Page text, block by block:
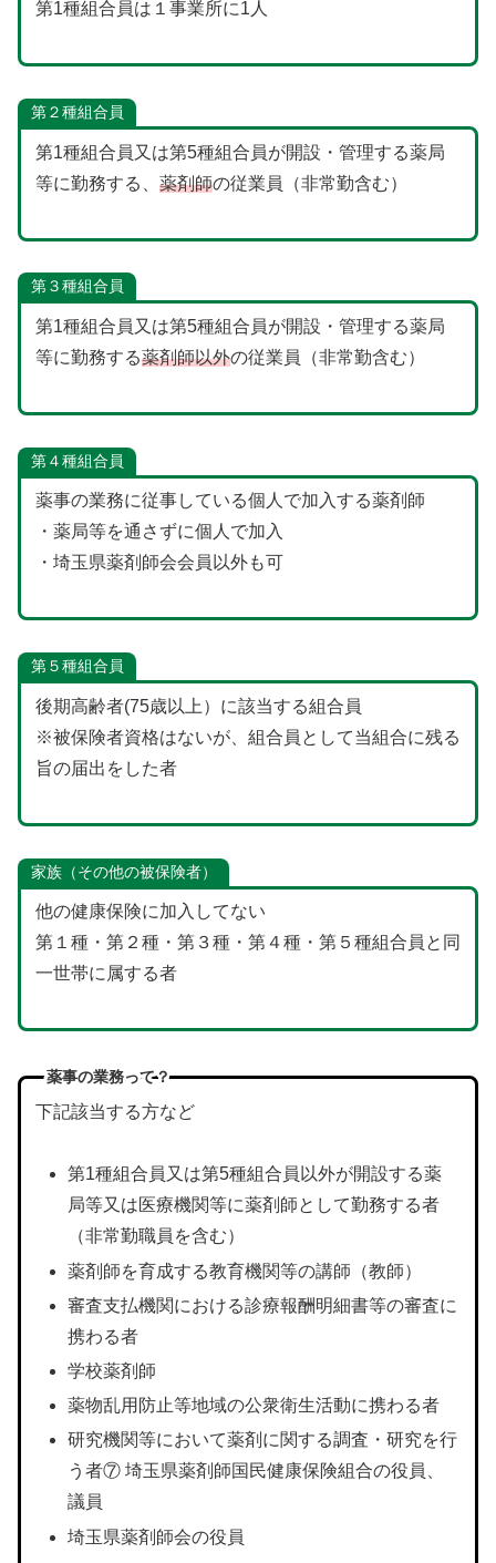
第1種組合員は１事業所に1人
第２種組合員
第1種組合員又は第5種組合員が開設・管理する薬局
等に勤務する、 薬剤師の従業員（非常勤含む）
第３種組合員
第1種組合員又は第5種組合員が開設・管理する薬局
等に勤務する薬剤師以外の従業員（非常勤含む）
第４種組合員
薬事の業務に従事している個人で加入する薬剤師
・薬局等を通さずに個人で加入
・埼玉県薬剤師会会員以外も可
第５種組合員
後期高齢者(75歳以上）に該当する組合員
※被保険者資格はないが、組合員として当組合に残る
旨の届出をした者
家族（その他の被保険者）
他の健康保険に加入してない
第１種・第２種・第３種・第４種・第５種組合員と同
一世帯に属する者
薬事の業務って？
下記該当する方など
第1種組合員又は第5種組合員以外が開設する薬
局等又は医療機関等に薬剤師として勤務する者
（非常勤職員を含む）
薬剤師を育成する教育機関等の講師（教師）
審査支払機関における診療報酬明細書等の審査に
携わる者
学校薬剤師
薬物乱用防止等地域の公衆衛生活動に携わる者
研究機関等において薬剤に関する調査・研究を行
う者⑦ 埼玉県薬剤師国民健康保険組合の役員、
議員
埼玉県薬剤師会の役員